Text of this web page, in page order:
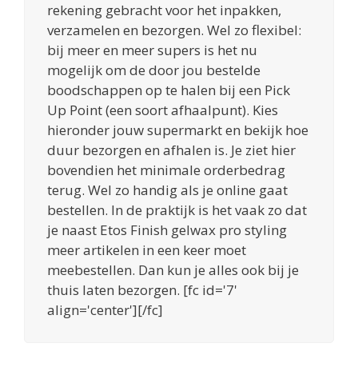
rekening gebracht voor het inpakken,
verzamelen en bezorgen. Wel zo flexibel:
bij meer en meer supers is het nu
mogelijk om de door jou bestelde
boodschappen op te halen bij een Pick
Up Point (een soort afhaalpunt). Kies
hieronder jouw supermarkt en bekijk hoe
duur bezorgen en afhalen is. Je ziet hier
bovendien het minimale orderbedrag
terug. Wel zo handig als je online gaat
bestellen. In de praktijk is het vaak zo dat
je naast Etos Finish gelwax pro styling
meer artikelen in een keer moet
meebestellen. Dan kun je alles ook bij je
thuis laten bezorgen. [fc id='7'
align='center'][/fc]